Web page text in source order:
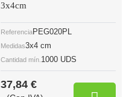
3x4cm
ReferenciaPEG020PL
Medidas3x4 cm
Cantidad mín. 1000 UDS
37,84 €